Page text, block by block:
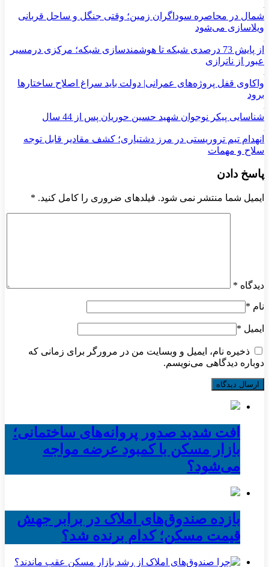
شمال در محاصره سوداگران زمین؛ وقتی جنگل و ساحل قربانی
ویلاسازی می‌شود
از پایش 73 درصدی شبکه تا هوشمندسازی شبکه؛ مرکزی درمسیر
عبور از ناترازی
واکاوی قفل پروژه‌های عمرانی| دولت باید سراغ اصلاح ساختارها
برود
شناسایی پیکر نوجوان شهید حسین حوریان پس از 44 سال
انهدام تیم تروریستی در مرز دشتیاری؛ کشف مقادیر قابل توجه
سلاح و مهمات
پاسخ دادن
ایمیل شما منتشر نمی شود. فیلدهای ضروری را کامل کنید. *
دیدگاه *
نام *
ایمیل *
ذخیره نام، ایمیل و وبسایت من در مرورگر برای زمانی که
دوباره دیدگاهی می‌نویسم.
افت شدید صدور پروانه‌های ساختمانی؛
بازار مسکن با کمبود عرضه مواجه
می‌شود؟
بازده صندوق‌های املاک در برابر جهش
قیمت مسکن؛ کدام برنده شد؟